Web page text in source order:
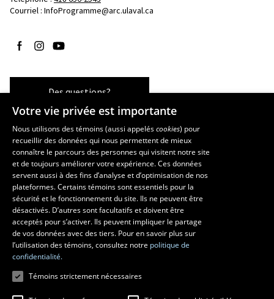
Courriel : InfoProgramme@arc.ulaval.ca
Suivez-nous sur Facebook
Suivez-nous sur Instagram
Suivez-nous sur YouTube
Des questions?
Les écoles et la recherche
École d’art
École supérieure d’aménagement du territoire et de développement
régional
École de design
Centre de recherche en aménagement et développement
Votre vie privée est importante
Nous utilisons des témoins (aussi appeléscookies) pour
recueillir des données qui nous permettent de mieux
connaître le parcours des personnes qui visitent notre site
et de toujours améliorer votre expérience. Ces données
servent aussi à des fins d’analyse et d’optimisation de nos
plateformes. Certains témoins sont essentiels pour la
sécurité et le fonctionnement du site. Ils ne peuvent être
désactivés. D’autres sont facultatifs et doivent être
acceptés pour s’activer. Ils peuvent impliquer le partage
de vos données avec des tiers. Pour en savoir plus sur
l’utilisation des témoins, consultez notre politique de
confidentialité.
Témoins strictement nécessaires